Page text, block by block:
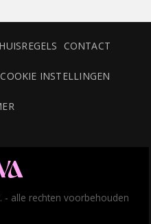
HUISREGELS CONTACT
COOKIE INSTELLINGEN
- alle rechten voorbehouden